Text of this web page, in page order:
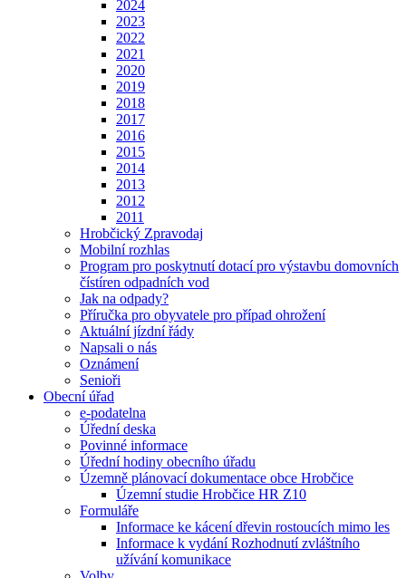
2024
2023
2022
2021
2020
2019
2018
2017
2016
2015
2014
2013
2012
2011
Hrobčický Zpravodaj
Mobilní rozhlas
Program pro poskytnutí dotací pro výstavbu domovních
čístíren odpadních vod
Jak na odpady?
Příručka pro obyvatele pro případ ohrožení
Aktuální jízdní řády
Napsali o nás
Oznámení
Senioři
Obecní úřad
e-podatelna
Úřední deska
Povinné informace
Úřední hodiny obecního úřadu
Územně plánovací dokumentace obce Hrobčice
Územní studie Hrobčice HR Z10
Formuláře
Informace ke kácení dřevin rostoucích mimo les
Informace k vydání Rozhodnutí zvláštního
užívání komunikace